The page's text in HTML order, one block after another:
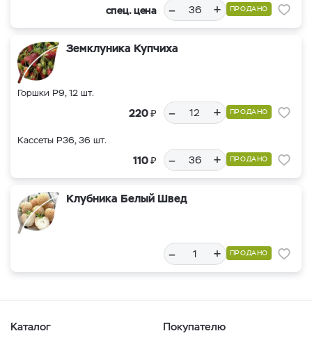
спец. цена – + ПРОДАНО
Земклуника Купчиха
Горшки Р9, 12 шт.
220₽ – + ПРОДАНО
Кассеты Р36, 36 шт.
110₽ – + ПРОДАНО
Клубника Белый Швед
– + ПРОДАНО
Каталог Покупателю